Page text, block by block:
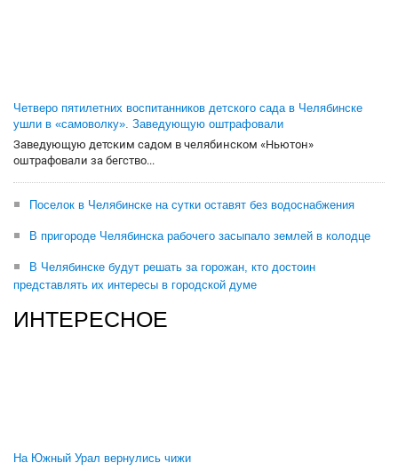
Четверо пятилетних воспитанников детского сада в Челябинске
ушли в «самоволку». Заведующую оштрафовали
Заведующую детским садом в челябинском «Ньютон»
оштрафовали за бегство...
Поселок в Челябинске на сутки оставят без водоснабжения
В пригороде Челябинска рабочего засыпало землей в колодце
В Челябинске будут решать за горожан, кто достоин
представлять их интересы в городской думе
ИНТЕРЕСНОЕ
На Южный Урал вернулись чижи